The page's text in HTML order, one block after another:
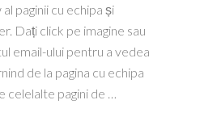
paginii cu echipa și
Dați click pe imagine sau
email-ului pentru a vedea
de la pagina cu echipa
celelalte pagini de …